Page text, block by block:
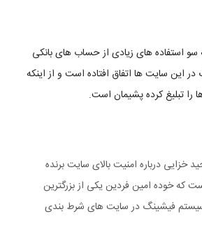
سو استفاده های زیادی از حساب های بانکی
در این سایت ها اتفاق افتاده است و از اینکه
تبلیغ کرده پشیمان است.
درباره امنیت بالای سایت برنده
که خوده امین فردین یکی از بزرگترین
سیستم فیشینگ در سایت های شرط بندی